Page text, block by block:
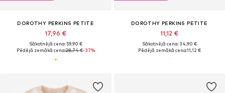
DOROTHY PERKINS PETITE
17,96 €
Sākotnējā cena: 59,90 €
Pēdējā zemākā cena:28,74 €-37%
DOROTHY PERKINS PETITE
11,12 €
Sākotnējā cena: 34,90 €
Pēdējā zemākā cena:11,12 €